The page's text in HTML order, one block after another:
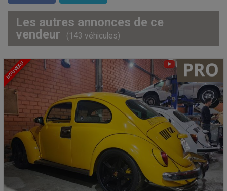
Les autres annonces de ce
vendeur
(143 véhicules)
NOUVEAU